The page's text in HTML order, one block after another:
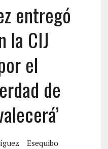
entregó
la CIJ
el
de
Esequibo